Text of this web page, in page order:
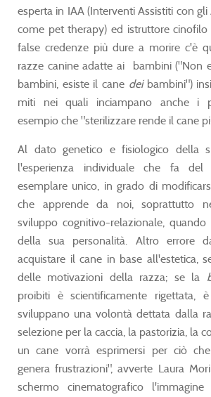
esperta in IAA (Interventi Assistiti con
come pet therapy) ed istruttore cinofilo
false credenze più dure a morire c'è
razze canine adatte ai bambini ("Non
bambini, esiste il cane deibambini")
miti nei quali inciampano anche i
esempio che "sterilizzare rende il cane
Al dato genetico e fisiologico della
l'esperienza individuale che fa
esemplare unico, in grado di
che apprende da noi, soprattutto
sviluppo cognitivo-relazionale,
della sua personalità. Altro errore
acquistare il cane in base all'estetica,
delle motivazioni della razza; se la
proibiti è scientificamente rigettata,
sviluppano una volontà dettata dalla
selezione per la caccia, la pastorizia, la
un cane vorrà esprimersi per ciò
genera frustrazioni", avverte Laura
schermo cinematografico